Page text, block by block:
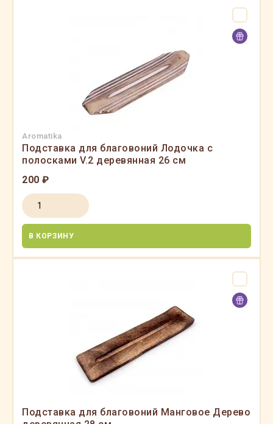
Aromatika
Подставка для благовоний Лодочка с
полосками V.2 деревянная 26 см
200 ₽
В КОРЗИНУ
Подставка для благовоний Манговое Дерево